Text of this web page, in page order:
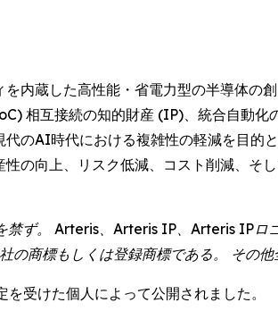
内蔵した高性能・省電力型の半導体
相互接続の知的財産 (IP)、統合自動
のAI時代における複雑性の軽減を目
の向上、リスク低減、コスト削減、そ
ず。 Arteris、Arteris IP、Arteris IPロ
商標もしくは登録商標である。 その他
受けた個人によって公開されました。